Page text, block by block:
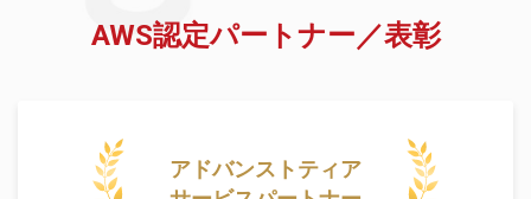
AWS認定パートナー／表彰
アドバンストティア